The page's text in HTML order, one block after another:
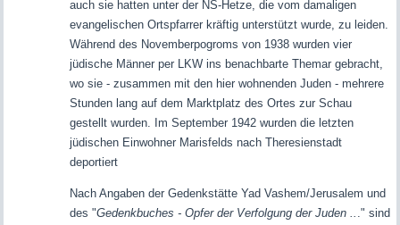
auch sie hatten unter der NS-Hetze, die vom damaligen
evangelischen Ortspfarrer kräftig unterstützt wurde, zu leiden.
Während des Novemberpogroms von 1938 wurden vier
jüdische Männer per LKW ins benachbarte Themar gebracht,
wo sie - zusammen mit den hier wohnenden Juden - mehrere
Stunden lang auf dem Marktplatz des Ortes zur Schau
gestellt wurden. Im September 1942 wurden die letzten
jüdischen Einwohner Marisfelds nach Theresienstadt
deportiert
Nach Angaben der Gedenkstätte Yad Vashem/Jerusalem und
des "Gedenkbuches - Opfer der Verfolgung der Juden .. ." sind